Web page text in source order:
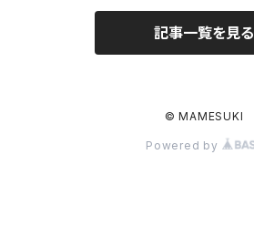
記事一覧を見る
© MAMESUKI
Powered by